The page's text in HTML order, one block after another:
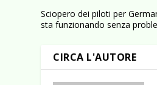
Sciopero dei piloti per
sta funzionando senza
CIRCA L'AUTORE